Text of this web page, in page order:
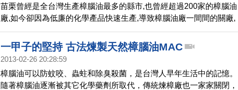
苗栗曾經是全台灣生產樟腦油最多的縣市,也曾經超過200家的樟腦油
廠,如今卻因為低廉的化學產品快速生產,導致樟腦油廠一間間的關廠,
如今僅剩一家由80幾歲的吳騰金仍然堅持生產純正樟腦油。
一甲子的堅持 古法煉製天然樟腦油MAC
2013-02-26 20:28:59
樟腦油可以防蚊咬、蟲蛀和除臭殺菌，是台灣人早年生活中的記憶。
隨著樟腦油逐漸被其它化學藥劑所取代，傳統煉樟廠也一家家關閉，